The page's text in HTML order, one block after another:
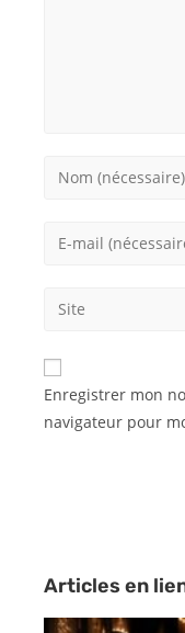
Enregistrer mon
navigateur pour
Articles en